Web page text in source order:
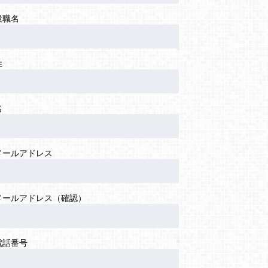
職名
ールアドレス
ールアドレス（確認）
話番号